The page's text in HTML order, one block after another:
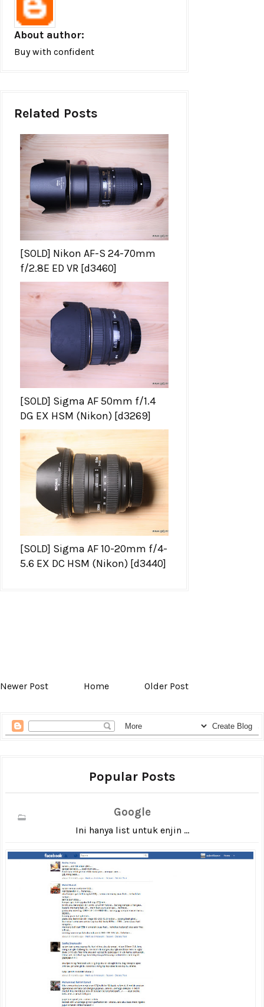
About author:
Buy with confident
Related Posts
[SOLD] Nikon AF-S 24-70mm
f/2.8E ED VR [d3460]
[SOLD] Sigma AF 50mm f/1.4
DG EX HSM (Nikon) [d3269]
[SOLD] Sigma AF 10-20mm f/4-
5.6 EX DC HSM (Nikon) [d3440]
Newer Post Home Older Post
Popular Posts
Google
Ini hanya list untuk enjin ...